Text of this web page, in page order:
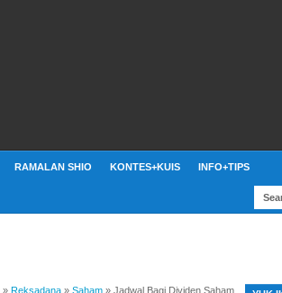
RAMALAN SHIO KONTES+KUIS INFO+TIPS
» Reksadana » Saham » Jadwal Bagi Dividen Saham